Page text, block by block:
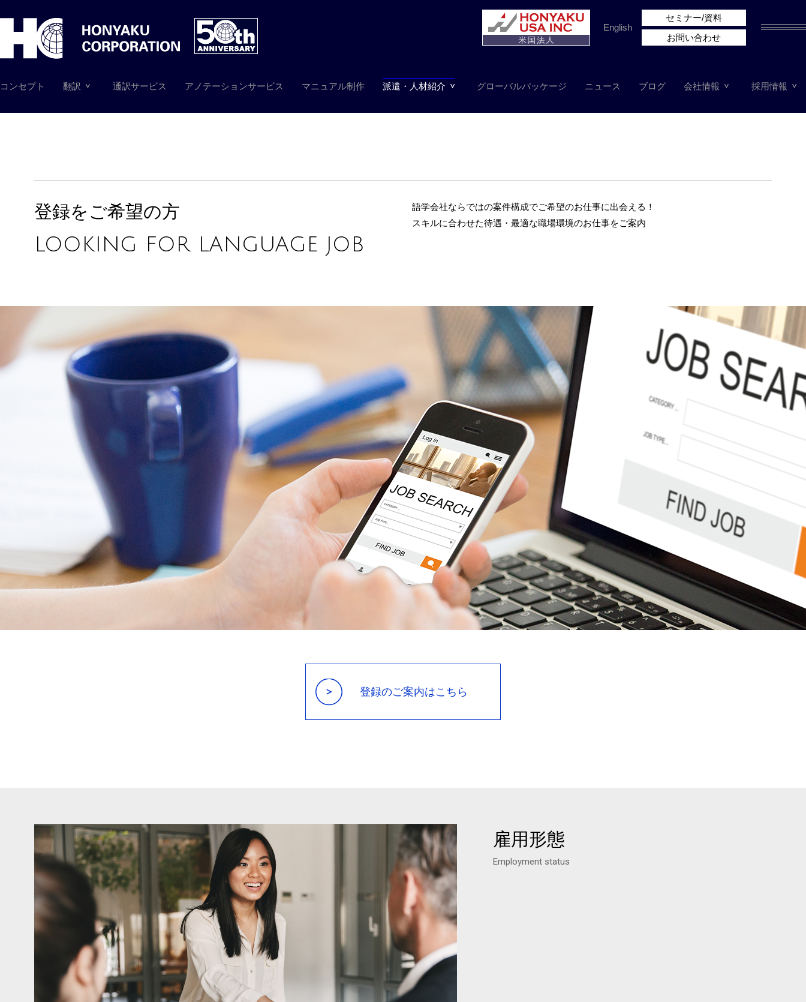
コンセプト 翻訳 通訳サービス アノテーションサービス マニュアル制作 派遣・人材紹介 グローバルパッケージ ニュース ブログ 会社情報 採用情報
English
セミナー/資料
お問い合わせ
登録をご希望の方
LOOKING FOR LANGUAGE JOB
語学会社ならではの案件構成でご希望のお仕事に出会える！
スキルに合わせた待遇・最適な職場環境のお仕事をご案内
登録のご案内はこちら
雇用形態
Employment status